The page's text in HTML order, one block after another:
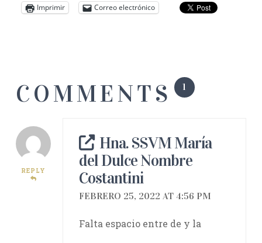
Imprimir Correo electrónico
COMMENTS 1
REPLY
Hna. SSVM María
del Dulce Nombre
Costantini
FEBRERO 25, 2022 AT 4:56 PM
Falta espacio entre de y la